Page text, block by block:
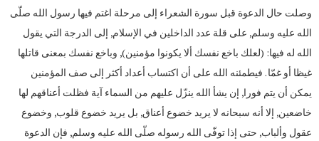
وصلت حال الدعوة قبل سورة الشعراء إلى مرحلة اغتم فيها رسول الله صلّى
الله عليه وسلم, على قلة عدد الداخلين في الإسلام, إلى الدرجة التي يقول
الله له فيها: (لعلك باخع نفسك ألا يكونوا مؤمنين), وباخع نفسك بمعنى قاتلها
غيظا أو غمّا . فيطمئنه الله على أن اكتساب أعداد أكثر إلى صف المؤمنين
يمكن أن يتم فورا, إن يشأ الله ينزّل عليهم من السماء آية فظلت أعناقهم لها
خاضعين, إلا أنه سبحانه لا يريد خضوع أعناق, بل يريد خضوع قلوب, وخضوع
عقول وألباب, حتى إذا توفّى الله رسوله صلّى الله عليه وسلم, فإن الدعوة